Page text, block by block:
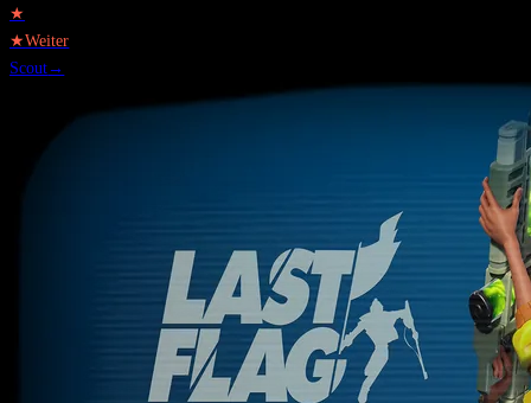
★
★Weiter
Scout→